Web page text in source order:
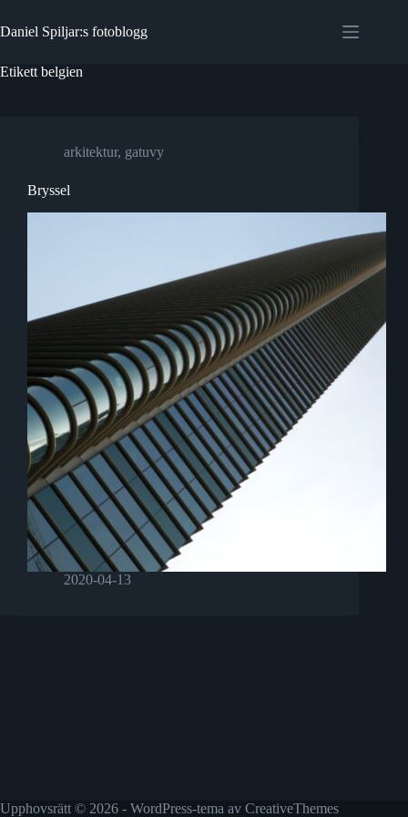
till
innehåll
Daniel Spiljar:s fotoblogg
Etikett belgien
arkitektur, gatuvy
Bryssel
2020-04-13
Upphovsrätt © 2026 - WordPress-tema av CreativeThemes